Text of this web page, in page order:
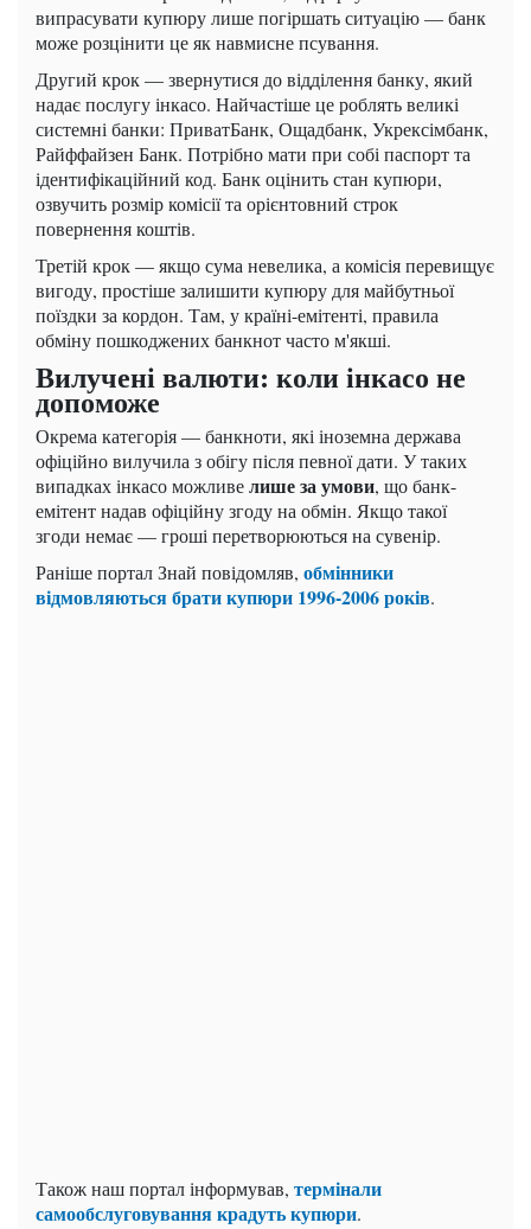
випрасувати купюру лише погіршать ситуацію — банк
може розцінити це як навмисне псування.
Другий крок — звернутися до відділення банку, який
надає послугу інкасо. Найчастіше це роблять великі
системні банки: ПриватБанк, Ощадбанк, Укрексімбанк,
Райффайзен Банк. Потрібно мати при собі паспорт та
ідентифікаційний код. Банк оцінить стан купюри,
озвучить розмір комісії та орієнтовний строк
повернення коштів.
Третій крок — якщо сума невелика, а комісія перевищує
вигоду, простіше залишити купюру для майбутньої
поїздки за кордон. Там, у країні-емітенті, правила
обміну пошкоджених банкнот часто м'якші.
Вилучені валюти: коли інкасо не
допоможе
Окрема категорія — банкноти, які іноземна держава
офіційно вилучила з обігу після певної дати. У таких
випадках інкасо можливелише за умови, що банк-
емітент надав офіційну згоду на обмін. Якщо такої
згоди немає — гроші перетворюються на сувенір.
Раніше портал Знай повідомляв, обмінники
відмовляються брати купюри 1996-2006 років.
Також наш портал інформував, термінали
самообслуговування крадуть купюри.